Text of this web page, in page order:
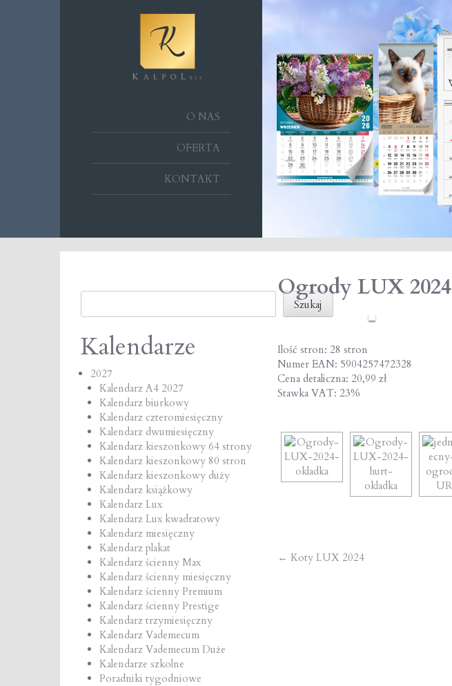
O NAS
OFERTA
KONTAKT
Szukaj
Kalendarze
2027
Kalendarz A4 2027
Kalendarz biurkowy
Kalendarz czteromiesięczny
Kalendarz dwumiesięczny
Kalendarz kieszonkowy 64 strony
Kalendarz kieszonkowy 80 stron
Kalendarz kieszonkowy duży
Kalendarz książkowy
Kalendarz Lux
Kalendarz Lux kwadratowy
Kalendarz miesięczny
Kalendarz plakat
Kalendarz ścienny Max
Kalendarz ścienny miesięczny
Kalendarz ścienny Premium
Kalendarz ścienny Prestige
Kalendarz trzymiesięczny
Kalendarz Vademecum
Kalendarz Vademecum Duże
Kalendarze szkolne
Poradniki tygodniowe
Ogrody LUX 2024
Ilość stron: 28 stron
Numer EAN: 5904257472328
Cena detaliczna: 20,99 zł
Stawka VAT: 23%
Post
← Koty LUX 2024